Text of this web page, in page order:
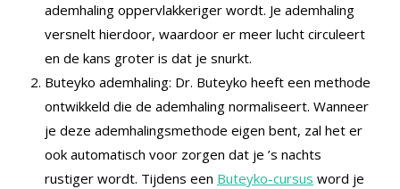
ademhaling oppervlakkeriger wordt. Je ademhaling
versnelt hierdoor, waardoor er meer lucht circuleert
en de kans groter is dat je snurkt.
Buteyko ademhaling: Dr. Buteyko heeft een methode
ontwikkeld die de ademhaling normaliseert. Wanneer
je deze ademhalingsmethode eigen bent, zal het er
ook automatisch voor zorgen dat je ’s nachts
rustiger wordt. Tijdens een Buteyko-cursus word je